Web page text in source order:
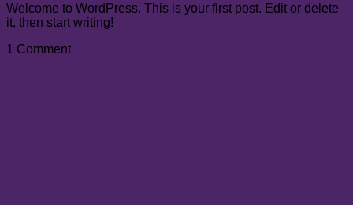
Welcome to WordPress. This is your first post. Edit or delete
it, then start writing!
1 Comment